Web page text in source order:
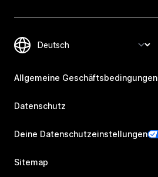
Allgemeine Geschäftsbedingungen
Datenschutz
Deine Datenschutzeinstellungen
Sitemap